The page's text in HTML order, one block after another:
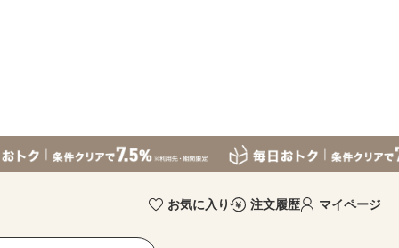
お気に入り 注文履歴 マイページ